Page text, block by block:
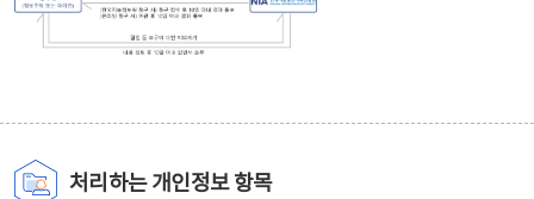
처리하는 개인정보 항목